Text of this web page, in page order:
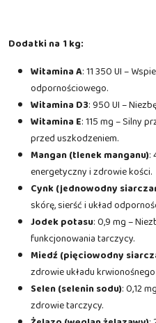
Dodatki na 1 kg:
Witamina A: 11 350 UI –
odpornościowego.
Witamina D3: 950 UI –
Witamina E: 115 mg – Silny
przed uszkodzeniem.
Mangan (tlenek manganu):
energetyczny i zdrowie kości.
Cynk (jednowodny
skórę, sierść i układ
Jodek potasu: 0,9 mg –
funkcjonowania tarczycy.
Miedź (pięciowodny
zdrowie układu
Selen (selenin sodu): 0,12
zdrowie tarczycy.